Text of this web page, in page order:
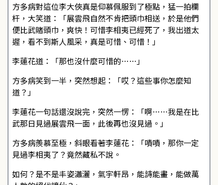
方多病對這位李大俠真是仰慕佩服到了極點，猛一拍欄
杆，大笑道：「展雲飛自然不肯把頭巾相送，於是他們
便比武賭頭巾，爽快！可惜李相夷已經死了，我出道太
遲，看不到斯人風采，真是可惜、可惜！」
李蓮花道：「那也沒什麼可惜的……」
方多病笑到一半，突然想起：「哎？這些事你怎麼知
道？」
李蓮花一句話還沒說完，突然一愣：「啊……我是在比
武那日見過展雲飛一面，此後再也沒見過。」
方多病羨慕至極，斜眼看著李蓮花：「嘖嘖，那你一定
見過李相夷了？竟然藏私不說。
如何？是不是丰姿瀟灑，氣宇軒昂，能詩能畫，能做萬